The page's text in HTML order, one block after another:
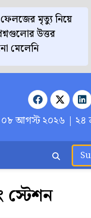
মৃত্যু নিয়ে
উত্তর
মেলেনি
০৮ আগস্ট ২০২৬ | ২৪
স্টেশন